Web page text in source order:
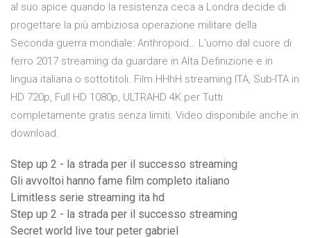
al suo apice quando la resistenza ceca a Londra decide di
progettare la più ambiziosa operazione militare della
Seconda guerra mondiale: Anthropoid… L'uomo dal cuore di
ferro 2017 streaming da guardare in Alta Definizione e in
lingua italiana o sottotitoli. Film HHhH streaming ITA, Sub-ITA in
HD 720p, Full HD 1080p, ULTRAHD 4K per Tutti
completamente gratis senza limiti. Video disponibile anche in
download.
Step up 2 - la strada per il successo streaming
Gli avvoltoi hanno fame film completo italiano
Limitless serie streaming ita hd
Step up 2 - la strada per il successo streaming
Secret world live tour peter gabriel